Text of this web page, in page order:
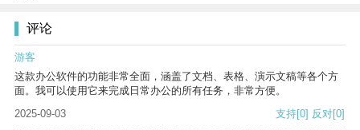
评论
游客
这款办公软件的功能非常全面，涵盖了文档、表格、演示文稿等各个方
面。我可以使用它来完成日常办公的所有任务，非常方便。
2025-09-03
支持[0] 反对[0]